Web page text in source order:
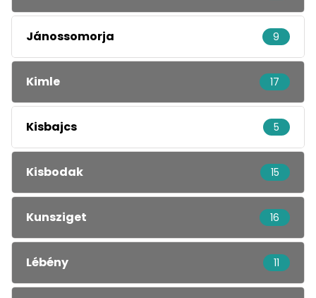
Jánossomorja 9
Kimle 17
Kisbajcs 5
Kisbodak 15
Kunsziget 16
Lébény 11